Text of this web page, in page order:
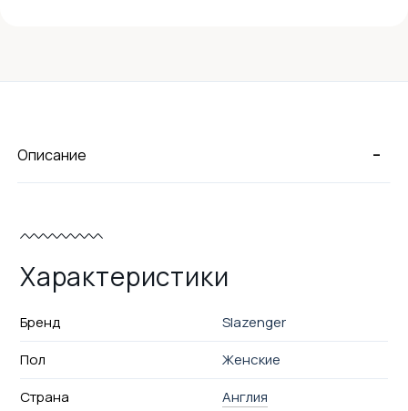
-
Описание
Характеристики
Бренд
Slazenger
Пол
Женские
Страна
Англия